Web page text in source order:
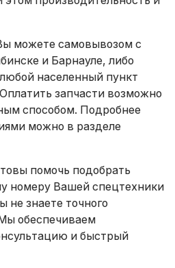
можете самовывозом с
и Барнауле, либо
населенный пункт
запчасти возможно
способом. Подробнее
можно в разделе
помочь подобрать
номеру Вашей спецтехники
не знаете точного
обеспечиваем
и быстрый